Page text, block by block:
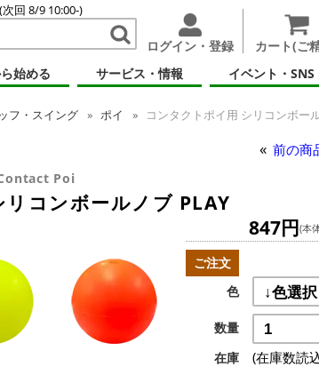
回 8/9 10:00-)
ログイン・登録 カート(ご
始める サービス・情報 イベント・SNS
フ・スイング ポイ コンタクトポイ用 シリコンボー
前の商
Poi
コンボールノブ PLAY
847円(本
ご注文
色
数量
在庫
(在庫数読